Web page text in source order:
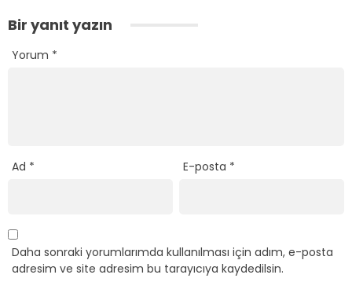
Bir yanıt yazın
Yorum *
Ad * E-posta *
Daha sonraki yorumlarımda kullanılması için adım, e-posta
adresim ve site adresim bu tarayıcıya kaydedilsin.